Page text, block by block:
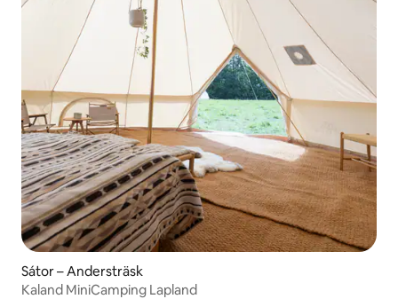
Sátor – Andersträsk
Kaland MiniCamping Lapland